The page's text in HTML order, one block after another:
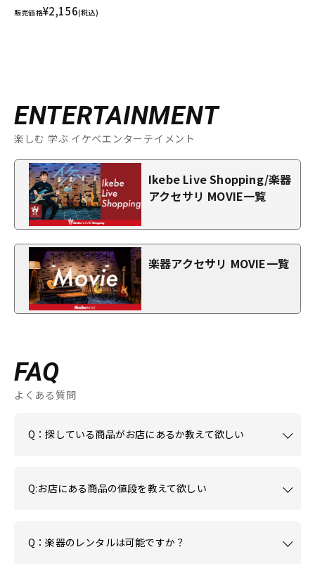
販売価格¥2,156(税込)
ENTERTAINMENT
楽しむ 学ぶ イケベエンターテイメント
Ikebe Live Shopping/楽器
アクセサリ MOVIE一覧
楽器アクセサリ MOVIE一覧
FAQ
よくある質問
Q：探している商品がお店にあるか教えて欲しい
Q:お店にある商品の値段を教えて欲しい
Q：楽器のレンタルは可能ですか？